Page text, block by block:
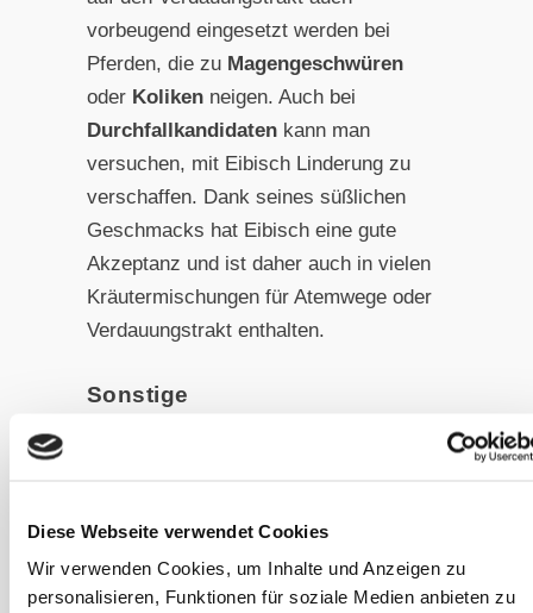
Diese Webseite verwendet Cookies
Wir verwenden Cookies, um Inhalte und Anzeigen zu
personalisieren, Funktionen für soziale Medien anbieten zu
vorbeugend eingesetzt werden bei
Pferden, die zu Magengeschwüren
oder Kolikenneigen. Auch bei
Durchfallkandidatenkann man
versuchen, mit Eibisch Linderung zu
verschaffen. Dank seines süßlichen
Geschmacks hat Eibisch eine gute
Akzeptanz und ist daher auch in vielen
Kräutermischungen für Atemwege oder
Verdauungstrakt enthalten.
Sonstige
können vielseitig sein und sind noch
nicht abschließend erforscht, aber die
immunmodulatorischen Eigenschaften